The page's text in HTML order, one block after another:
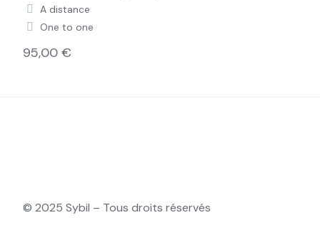
A distance
One to one
95,00 €
© 2025 Sybil – Tous droits réservés